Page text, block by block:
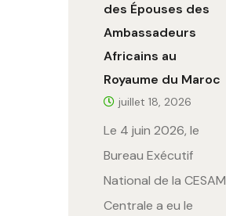
des Épouses des
Ambassadeurs
Africains au
Royaume du Maroc
juillet 18, 2026
Le 4 juin 2026, le
Bureau Exécutif
National de la CESAM
Centrale a eu le